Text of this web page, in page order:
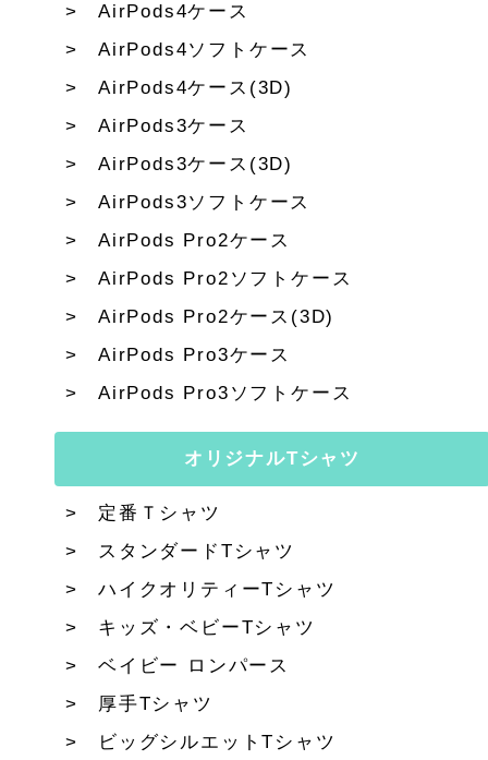
AirPods4ケース
AirPods4ソフトケース
AirPods4ケース(3D)
AirPods3ケース
AirPods3ケース(3D)
AirPods3ソフトケース
AirPods Pro2ケース
AirPods Pro2ソフトケース
AirPods Pro2ケース(3D)
AirPods Pro3ケース
AirPods Pro3ソフトケース
オリジナルTシャツ
定番Ｔシャツ
スタンダードTシャツ
ハイクオリティーTシャツ
キッズ・ベビーTシャツ
ベイビー ロンパース
厚手Tシャツ
ビッグシルエットTシャツ